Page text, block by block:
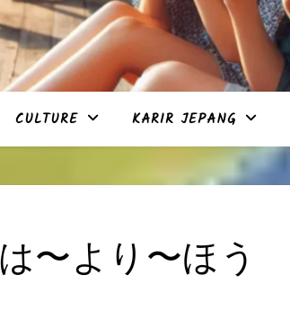
CULTURE KARIR JEPANG
〜より〜ほう